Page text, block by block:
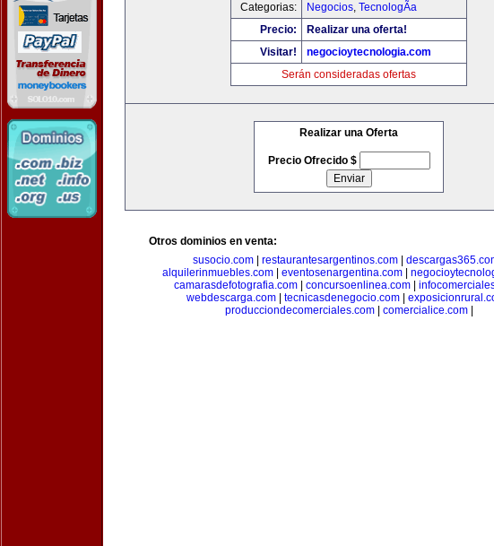
Categorias:
Negocios, TecnologÃ­a
Precio:
Realizar una oferta!
Visitar!
negocioytecnologia.com
Serán consideradas ofertas
Realizar una Oferta
Precio Ofrecido $
Otros dominios en venta:
susocio.com
restaurantesargentinos.com
alquilerinmuebles.com
eventosenargentina.com
camarasdefotografia.com| concursoenlinea.com|
webdescarga.com| tecnicasdenegocio.com|
producciondecomerciales.com| comercialice.com|